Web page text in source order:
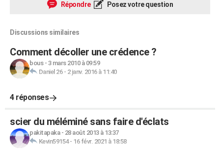
Répondre Posez votre question
Discussions similaires
Comment décoller une crédence ?
bous- 3 mars 2010 à 09:59
Daniel 26- 2 janv. 2016 à 11:40
4 réponses
scier du méléminé sans faire d'éclats
pakitapaka- 28 août 2013 à 13:37
Kevin59154- 16 févr. 2021 à 18:58